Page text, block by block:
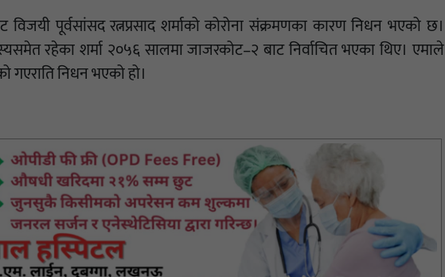
पूर्वसांसद रत्नप्रसाद शर्माको कोरोना संक्रमणका कारण निधन भएको छ।
रहेका शर्मा २०५६ सालमा जाजरकोट–२ बाट निर्वाचित भएका थिए। एमाले
गएराति निधन भएको हो।